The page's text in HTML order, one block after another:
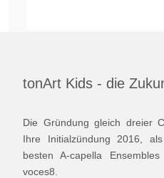
tonArt Kids - die
Die Gründung gleich dreier
Ihre Initialzündung 2016,
besten A-capella
voces8.